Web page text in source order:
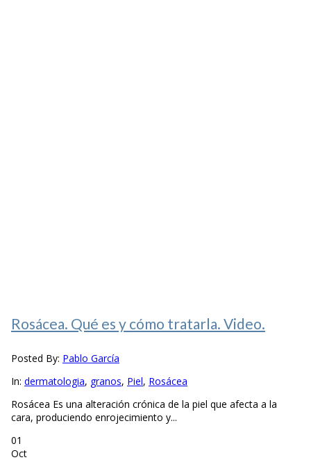
Rosácea. Qué es y cómo tratarla. Video.
Posted By: Pablo García
In: dermatologia, granos, Piel, Rosácea
Rosácea Es una alteración crónica de la piel que afecta a la
cara, produciendo enrojecimiento y...
01
Oct